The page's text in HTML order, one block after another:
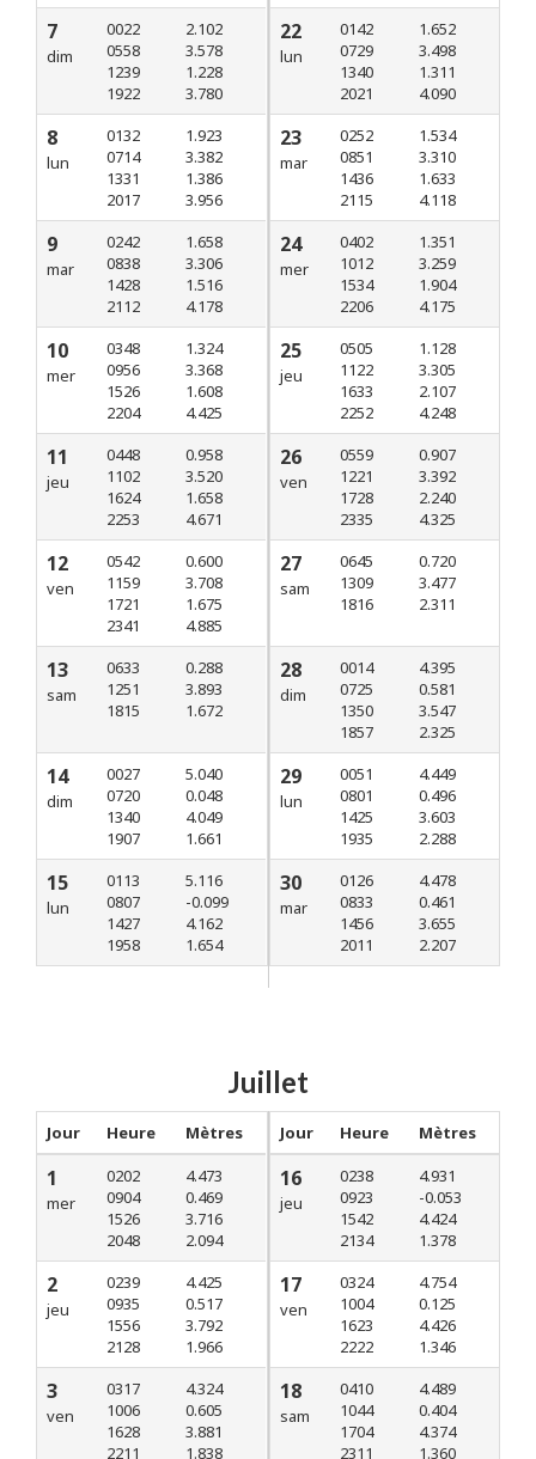
7
dim
0022
0558
1239
1922
2.102
3.578
1.228
3.780
8
lun
0132
0714
1331
2017
1.923
3.382
1.386
3.956
9
mar
0242
0838
1428
2112
1.658
3.306
1.516
4.178
10
mer
0348
0956
1526
2204
1.324
3.368
1.608
4.425
11
jeu
0448
1102
1624
2253
0.958
3.520
1.658
4.671
12
ven
0542
1159
1721
2341
0.600
3.708
1.675
4.885
13
sam
0633
1251
1815
0.288
3.893
1.672
14
dim
0027
0720
1340
1907
5.040
0.048
4.049
1.661
15
lun
0113
0807
1427
1958
5.116
-0.099
4.162
1.654
22
lun
0142
0729
1340
2021
1.652
3.498
1.311
4.090
23
mar
0252
0851
1436
2115
1.534
3.310
1.633
4.118
24
mer
0402
1012
1534
2206
1.351
3.259
1.904
4.175
25
jeu
0505
1122
1633
2252
1.128
3.305
2.107
4.248
26
ven
0559
1221
1728
2335
0.907
3.392
2.240
4.325
27
sam
0645
1309
1816
0.720
3.477
2.311
28
dim
0014
0725
1350
1857
4.395
0.581
3.547
2.325
29
lun
0051
0801
1425
1935
4.449
0.496
3.603
2.288
30
mar
0126
0833
1456
2011
4.478
0.461
3.655
2.207
Juillet
Jour Heure Mètres
1
mer
0202
0904
1526
2048
4.473
0.469
3.716
2.094
2
jeu
0239
0935
1556
2128
4.425
0.517
3.792
1.966
3
ven
0317
1006
1628
2211
4.324
0.605
3.881
1.838
Jour Heure Mètres
16
jeu
0238
0923
1542
2134
4.931
-0.053
4.424
1.378
17
ven
0324
1004
1623
2222
4.754
0.125
4.426
1.346
18
sam
0410
1044
1704
2311
4.489
0.404
4.374
1.360